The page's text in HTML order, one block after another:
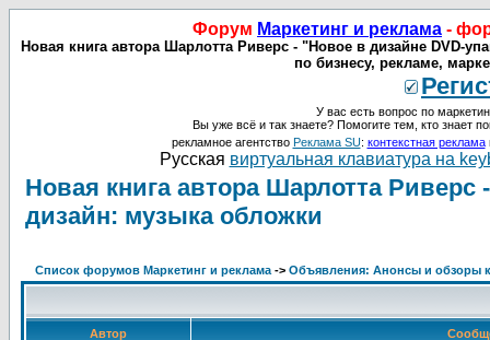
Форум Маркетинг и реклама -
Новая книга автора Шарлотта Риверс - "Новое в дизайне DVD-
по бизнесу, рекламе,
У вас есть вопрос по
Вы уже всё и так знаете? Помогите тем, кто знает
рекламное агентство Реклама SU: контекстная реклама
Русская виртуальная клавиатура на
Новая книга автора Шарлотта Риверс
дизайн: музыка обложки
Список форумов Маркетинг и реклама -> Объявления: Анонсы и обзоры
Автор